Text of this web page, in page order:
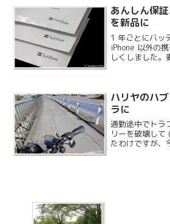
あんしん保
を新品に
1 年ごとにバッ
iPhone 以外の
しくしました
ハリヤのハ
ラに
通勤途中でトラ
リーを破壊して
たわけですが、